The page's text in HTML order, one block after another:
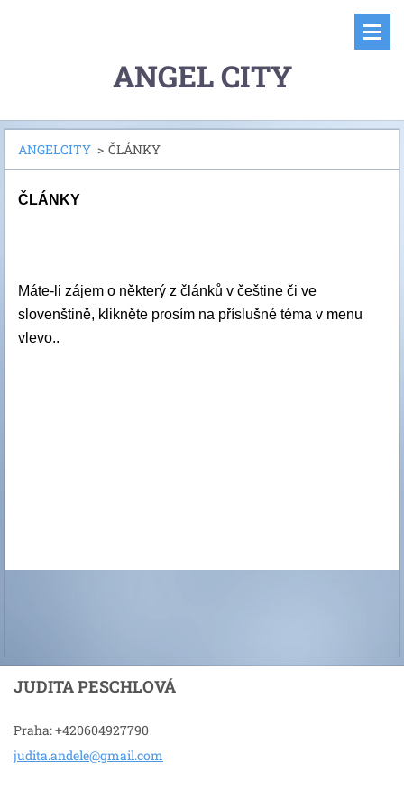
ANGEL CITY
ANGELCITY > ČLÁNKY
ČLÁNKY
Máte-li zájem o některý z článků v češtine či ve
slovenštině, klikněte prosím na příslušné téma v menu
vlevo..
JUDITA PESCHLOVÁ
Praha: +420604927790
judita.andele@gmail.com